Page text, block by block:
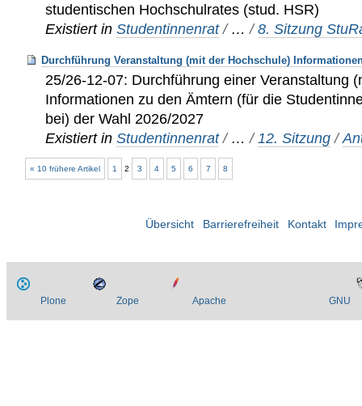
studentischen Hochschulrates (stud. HSR)
Existiert in Studentinnenrat / …/8. Sitzung
Durchführung Veranstaltung (mit der Hochschule)
25/26-12-07: Durchführung einer Veranstaltung
Informationen zu den Ämtern (für die
bei) der Wahl 2026/2027
Existiert in Studentinnenrat / …/ 12. Sitzung /
« 10 frühere Artikel 1 2 3 4 5 6 7 8
Übersicht Barrierefreiheit Kontakt
Plone Zope Apache GNU